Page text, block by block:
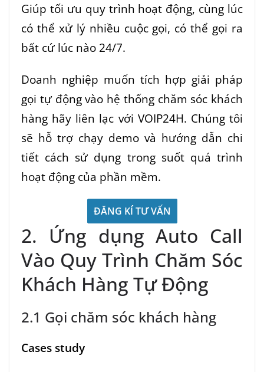
Giúp tối ưu quy trình hoạt động, cùng lúc
có thể xử lý nhiều cuộc gọi, có thể gọi ra
bất cứ lúc nào 24/7.
Doanh nghiệp muốn tích hợp giải pháp
gọi tự động vào hệ thống chăm sóc khách
hàng hãy liên lạc với VOIP24H. Chúng tôi
sẽ hỗ trợ chạy demo và hướng dẫn chi
tiết cách sử dụng trong suốt quá trình
hoạt động của phần mềm.
ĐĂNG KÍ TƯ VẤN
2. Ứng dụng Auto Call
Vào Quy Trình Chăm Sóc
Khách Hàng Tự Động
2.1 Gọi chăm sóc khách hàng
Cases study